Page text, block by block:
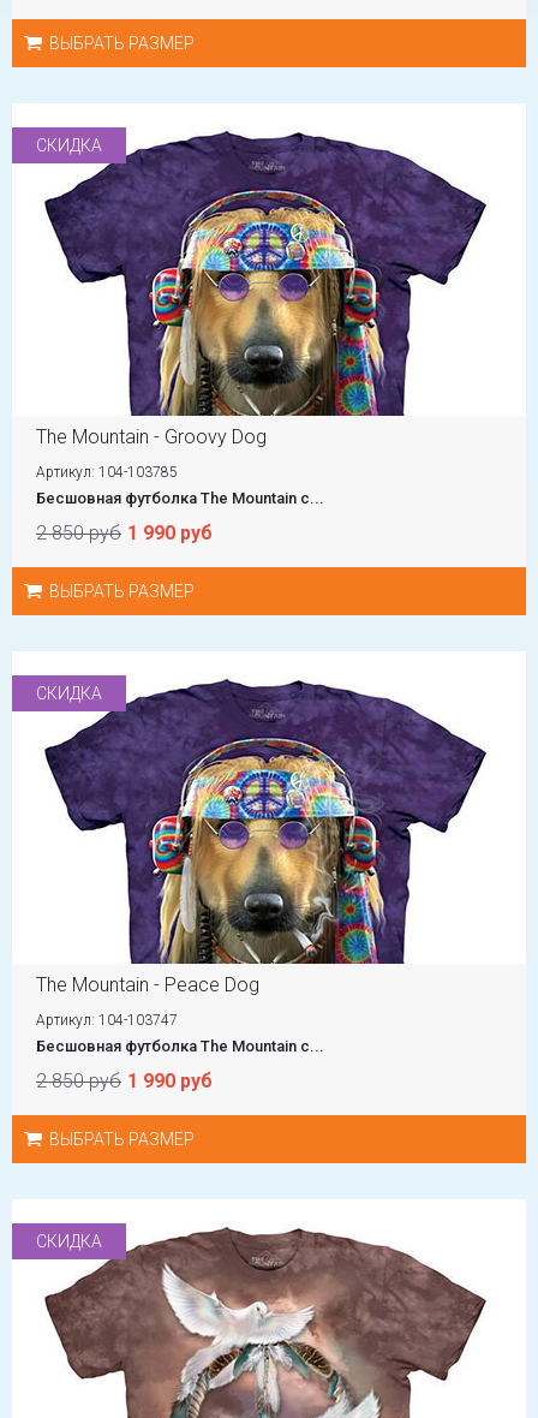
ВЫБРАТЬ РАЗМЕР
СКИДКА
The Mountain - Groovy Dog
Артикул: 104-103785
Бесшовная футболка The Mountain с...
2 850 руб 1 990 руб
ВЫБРАТЬ РАЗМЕР
СКИДКА
The Mountain - Peace Dog
Артикул: 104-103747
Бесшовная футболка The Mountain с...
2 850 руб 1 990 руб
ВЫБРАТЬ РАЗМЕР
СКИДКА